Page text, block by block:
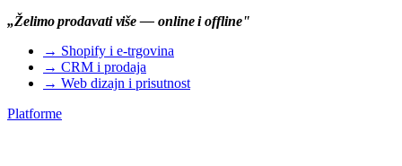
„Želimo prodavati više — online i offline"
→ Shopify i e-trgovina
→ CRM i prodaja
→ Web dizajn i prisutnost
Platforme